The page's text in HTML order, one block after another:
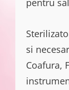
pentru
si
Coafura,